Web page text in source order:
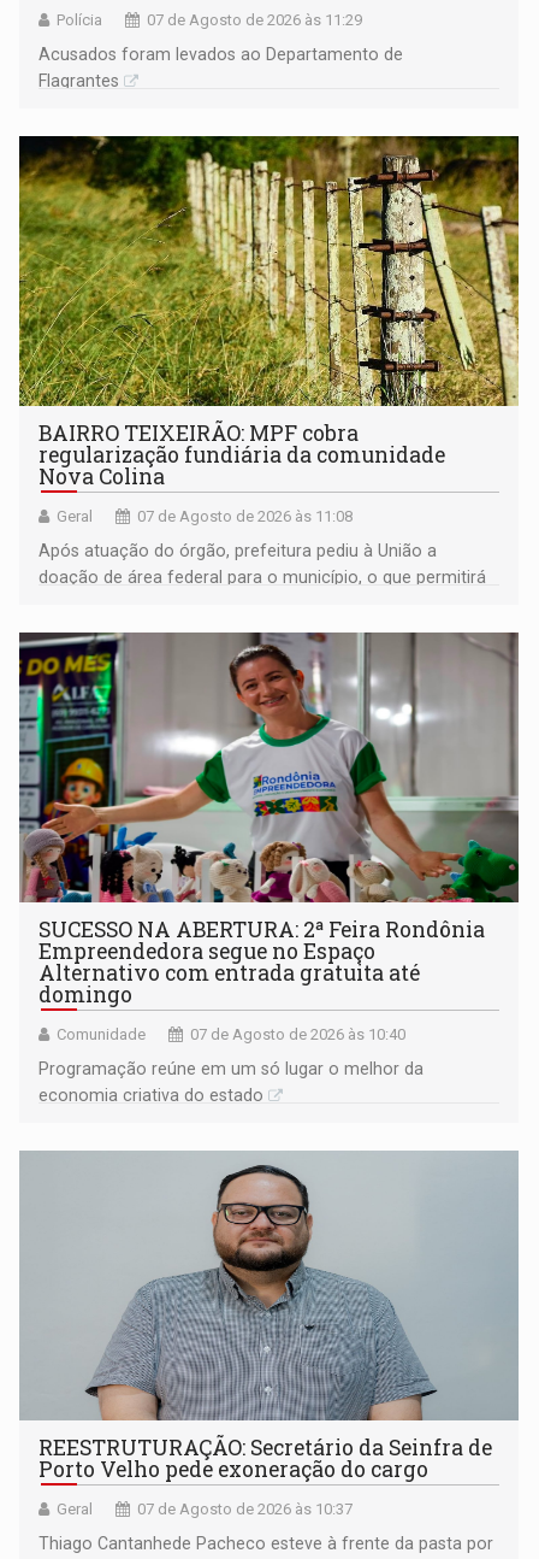
Polícia 07 de Agosto de 2026 às 11:29
Acusados foram levados ao Departamento de
Flagrantes
BAIRRO TEIXEIRÃO: MPF cobra
regularização fundiária da comunidade
Nova Colina
Geral 07 de Agosto de 2026 às 11:08
Após atuação do órgão, prefeitura pediu à União a
doação de área federal para o município, o que permitirá
SUCESSO NA ABERTURA: 2ª Feira Rondônia
Empreendedora segue no Espaço
Alternativo com entrada gratuita até
domingo
Comunidade 07 de Agosto de 2026 às 10:40
Programação reúne em um só lugar o melhor da
economia criativa do estado
REESTRUTURAÇÃO: Secretário da Seinfra de
Porto Velho pede exoneração do cargo
Geral 07 de Agosto de 2026 às 10:37
Thiago Cantanhede Pacheco esteve à frente da pasta por